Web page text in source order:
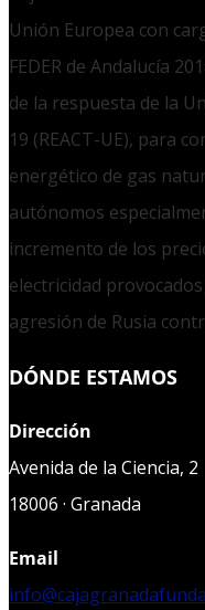
Unión Europea con
FEDER de Andalucía
de la respuesta de la
19 (REACT-UE), para
energético de gas
autónomos
incremento de los
electricidad
agresión de Rusia
DÓNDE ESTAMOS
Dirección
Avenida de la Ciencia, 2
18006 · Granada
Email